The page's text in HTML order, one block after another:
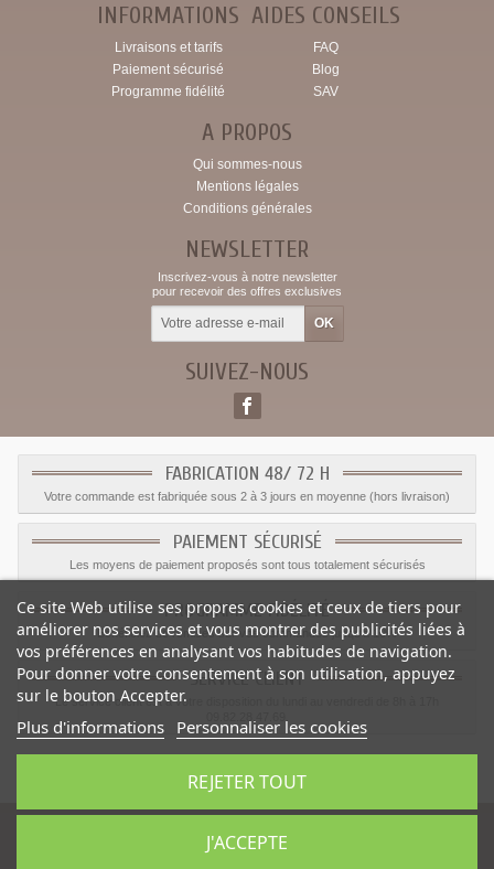
INFORMATIONS
Livraisons et tarifs
Paiement sécurisé
Programme fidélité
AIDES CONSEILS
FAQ
Blog
SAV
A PROPOS
Qui sommes-nous
Mentions légales
Conditions générales
NEWSLETTER
Inscrivez-vous à notre newsletter
pour recevoir des offres exclusives
SUIVEZ-NOUS
FABRICATION 48/ 72 H
Votre commande est fabriquée sous 2 à 3 jours en moyenne (hors livraison)
PAIEMENT SÉCURISÉ
Les moyens de paiement proposés sont tous totalement sécurisés
PROGRAMME FIDÉLITÉ
Bénéficiez de remises sur vos commandes jusqu'a 10%
SERVICE CLIENT
Le service client est a votre disposition du lundi au vendredi de 8h à 17h
© 2012 - 2026 Le
Monde du Sticker :stickers déco et muraux
Ce site Web utilise ses propres cookies et ceux de tiers pour
améliorer nos services et vous montrer des publicités liées à
vos préférences en analysant vos habitudes de navigation.
Pour donner votre consentement à son utilisation, appuyez
sur le bouton Accepter.
Plus d'informations Personnaliser les cookies
REJETER TOUT
J'ACCEPTE